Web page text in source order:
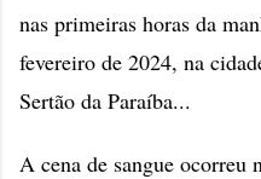
nas primeiras horas da
fevereiro de 2024, na
Sertão da Paraíba...
A cena de sangue ocorreu